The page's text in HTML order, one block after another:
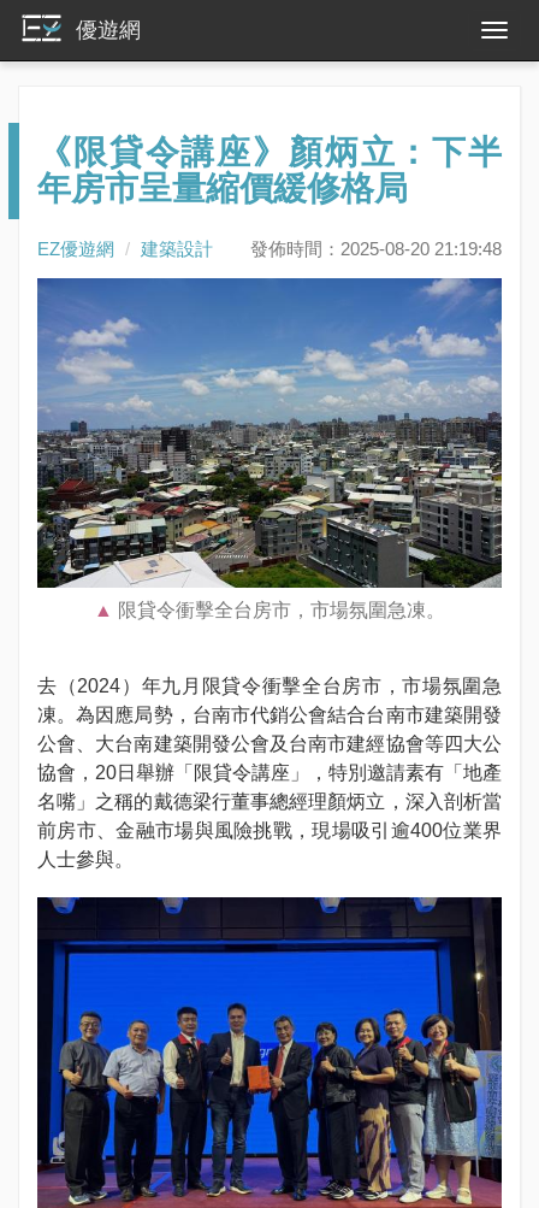
優遊網
《限貸令講座》顏炳立：下半
年房市呈量縮價緩修格局
EZ優遊網 建築設計 發佈時間：2025-08-20 21:19:48
限貸令衝擊全台房市，市場氛圍急凍。
去（2024）年九月限貸令衝擊全台房市，市場氛圍急
凍。為因應局勢，台南市代銷公會結合台南市建築開發
公會、大台南建築開發公會及台南市建經協會等四大公
協會，20日舉辦「限貸令講座」，特別邀請素有「地產
名嘴」之稱的戴德梁行董事總經理顏炳立，深入剖析當
前房市、金融市場與風險挑戰，現場吸引逾400位業界
人士參與。